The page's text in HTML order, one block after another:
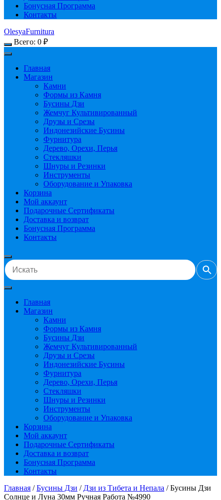
Бонусная Программа
Контакты
OlesyaFurnitura
Всего: 0 ₽
Главная
Магазин
Камни
Формы из Камня
Бусины Дзи
Жемчуг Культивированный
Друзы и Срезы
Индонезийские Бусины
Фурнитура
Дерево, Орехи, Перья
Стекляшки
Шнуры и Резинки
Инструменты
Оборудование и Упаковка
Корзина
Мой аккаунт
Подарочные Сертификаты
Доставка и возврат
Бонусная Программа
Контакты
Главная
Магазин
Камни
Формы из Камня
Бусины Дзи
Жемчуг Культивированный
Друзы и Срезы
Индонезийские Бусины
Фурнитура
Дерево, Орехи, Перья
Стекляшки
Шнуры и Резинки
Инструменты
Оборудование и Упаковка
Корзина
Мой аккаунт
Подарочные Сертификаты
Доставка и возврат
Бонусная Программа
Контакты
Главная /Бусины Дзи / Дзи из Тибета и Непала / Бусины Дзи
Солнце и Луна 30мм Ручная Работа №4990